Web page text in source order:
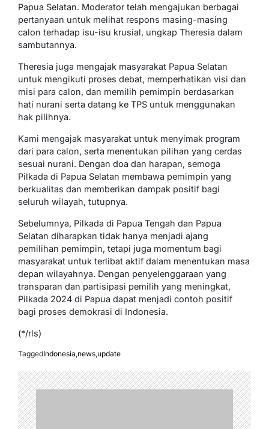
Papua Selatan. Moderator telah mengajukan berbagai
pertanyaan untuk melihat respons masing-masing
calon terhadap isu-isu krusial, ungkap Theresia dalam
sambutannya.
Theresia juga mengajak masyarakat Papua Selatan
untuk mengikuti proses debat, memperhatikan visi dan
misi para calon, dan memilih pemimpin berdasarkan
hati nurani serta datang ke TPS untuk menggunakan
hak pilihnya.
Kami mengajak masyarakat untuk menyimak program
dari para calon, serta menentukan pilihan yang cerdas
sesuai nurani. Dengan doa dan harapan, semoga
Pilkada di Papua Selatan membawa pemimpin yang
berkualitas dan memberikan dampak positif bagi
seluruh wilayah, tutupnya.
Sebelumnya, Pilkada di Papua Tengah dan Papua
Selatan diharapkan tidak hanya menjadi ajang
pemilihan pemimpin, tetapi juga momentum bagi
masyarakat untuk terlibat aktif dalam menentukan masa
depan wilayahnya. Dengan penyelenggaraan yang
transparan dan partisipasi pemilih yang meningkat,
Pilkada 2024 di Papua dapat menjadi contoh positif
bagi proses demokrasi di Indonesia.
(*/rls)
TaggedIndonesia,news,update